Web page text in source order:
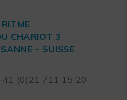
RITME
CHARIOT 3
– SUISSE
(0)21 711 15 20